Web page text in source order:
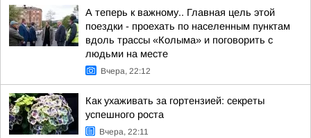
А теперь к важному.. Главная цель этой
поездки - проехать по населенным пунктам
вдоль трассы «Колыма» и поговорить с
людьми на месте
Вчера, 22:12
Как ухаживать за гортензией: секреты
успешного роста
Вчера, 22:11